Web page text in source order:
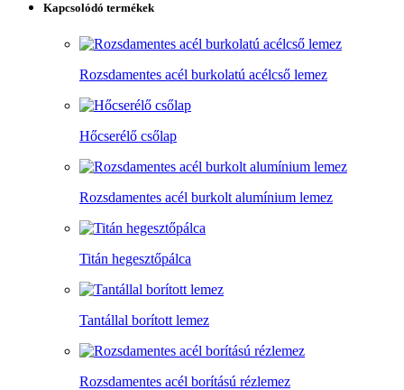
Kapcsolódó termékek
Rozsdamentes acél burkolatú acélcső lemez
Hőcserélő csőlap
Rozsdamentes acél burkolt alumínium lemez
Titán hegesztőpálca
Tantállal borított lemez
Rozsdamentes acél borítású rézlemez